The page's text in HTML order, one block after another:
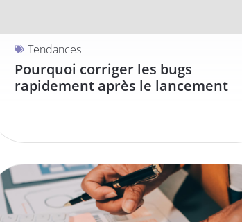
Tendances
Pourquoi corriger les bugs
rapidement après le lancement